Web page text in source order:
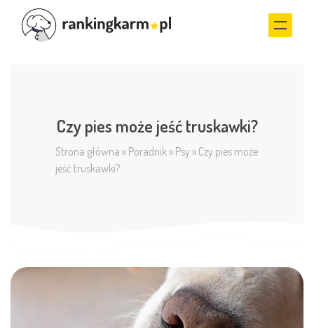
Czy pies może jeść truskawki?
Strona główna » Poradnik » Psy » Czy pies może
jeść truskawki?